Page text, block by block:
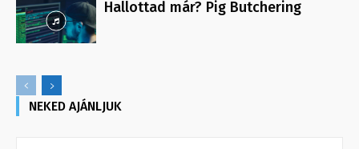
Hallottad már? Pig Butchering
NEKED AJÁNLJUK